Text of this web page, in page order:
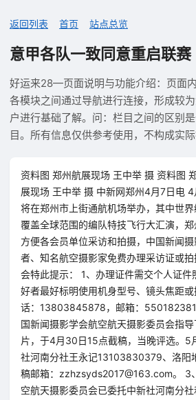
返回列表 首页 站点总览
意甲各队一致同意重启联赛
好运来28—页面说明与功能介绍：页面
各模块之间通过导航进行连接，形成较
户进行基础了解。问：栏目之间的区别
目。所有信息仅供参考使用，不构成实际
资料图 郑州航展现场 王中举 摄 资料图
展现场 王中举 摄 中新网郑州4月7日电
将在郑州市上街通航机场举办，其中世
覆盖全球范围的编队特技飞行大汇演，
方便各会员单位采访和拍摄，中国新闻
者、知名航空摄影家免费办理采访证或
会特此提示： 1、办理证件需交个人证
好者最好标明使用机身型号、镜头焦距
话：13803845878，邮箱：
国新闻摄影学会航空航天摄影委员会指
片，于4月30日15点截稿，当晚评选。5
社河南分社王永记13103830379、洛
稿邮箱：zzhzsyds2017@163.com。 3
空航天摄影委员会已委托中新社河南分